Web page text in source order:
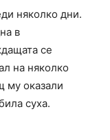
няколко дни.
в
се
на няколко
му оказали
суха.